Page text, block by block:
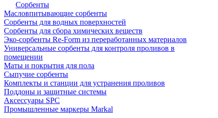
Сорбенты
Масловпитывающие сорбенты
Сорбенты для водных поверхностей
Сорбенты для сбора химических веществ
Эко-сорбенты Re-Form из переработанных материалов
Универсальные сорбенты для контроля проливов в
помещении
Маты и покрытия для пола
Сыпучие сорбенты
Комплекты и станции для устранения проливов
Поддоны и защитные системы
Аксессуары SPC
Промышленные маркеры Markal